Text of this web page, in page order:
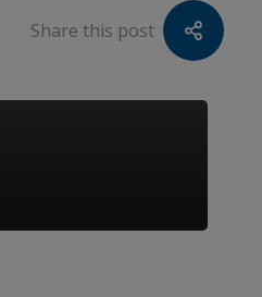
Share this post